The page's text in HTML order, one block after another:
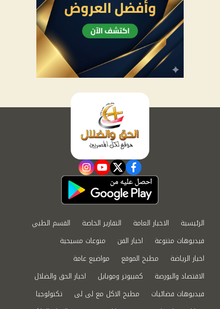
facebook
twitter
youtube
instagram
الرئيسية الاخبار العامة التقارير الخاصة
القسم الطبي
فيديوهات متنوعة
اخبار الفن
منوعات مسيحية
اخبار الرياضة
مطبخ الموقع
مواضيع عامة
الاقتصاد والبورصة
كمبيوتر وموبايل
اخبار الحق والضلال
فيديوهات فضائيات
مطبخ الاكل مع لى لى
تكنولوجيا